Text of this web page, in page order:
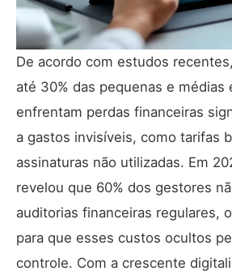
De acordo com estudos
até 30% das pequenas e médias
enfrentam perdas financeiras
a gastos invisíveis, como tarifas
assinaturas não utilizadas. Em
revelou que 60% dos gestores
auditorias financeiras regulares,
para que esses custos ocultos
controle. Com a crescente